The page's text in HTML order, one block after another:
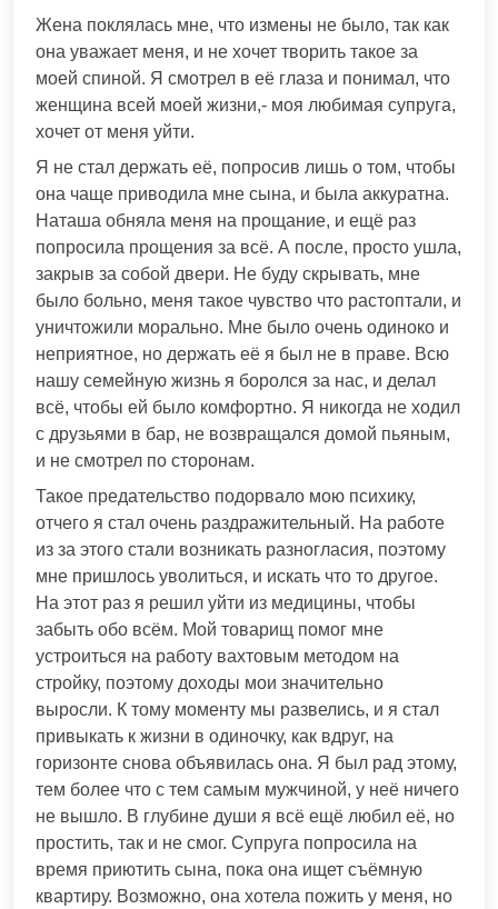
Жена поклялась мне, что измены не было, так как
она уважает меня, и не хочет творить такое за
моей спиной. Я смотрел в её глаза и понимал, что
женщина всей моей жизни,- моя любимая супруга,
хочет от меня уйти.
Я не стал держать её, попросив лишь о том, чтобы
она чаще приводила мне сына, и была аккуратна.
Наташа обняла меня на прощание, и ещё раз
попросила прощения за всё. А после, просто ушла,
закрыв за собой двери. Не буду скрывать, мне
было больно, меня такое чувство что растоптали, и
уничтожили морально. Мне было очень одиноко и
неприятное, но держать её я был не в праве. Всю
нашу семейную жизнь я боролся за нас, и делал
всё, чтобы ей было комфортно. Я никогда не ходил
с друзьями в бар, не возвращался домой пьяным,
и не смотрел по сторонам.
Такое предательство подорвало мою психику,
отчего я стал очень раздражительный. На работе
из за этого стали возникать разногласия, поэтому
мне пришлось уволиться, и искать что то другое.
На этот раз я решил уйти из медицины, чтобы
забыть обо всём. Мой товарищ помог мне
устроиться на работу вахтовым методом на
стройку, поэтому доходы мои значительно
выросли. К тому моменту мы развелись, и я стал
привыкать к жизни в одиночку, как вдруг, на
горизонте снова объявилась она. Я был рад этому,
тем более что с тем самым мужчиной, у неё ничего
не вышло. В глубине души я всё ещё любил её, но
простить, так и не смог. Супруга попросила на
время приютить сына, пока она ищет съёмную
квартиру. Возможно, она хотела пожить у меня, но